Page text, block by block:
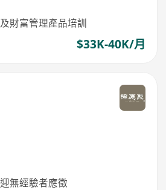
財富管理產品培訓
$33K-40K/月
無經驗者應徵